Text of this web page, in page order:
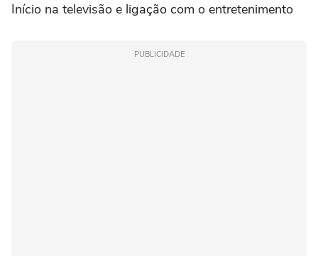
Início na televisão e ligação com o entretenimento
PUBLICIDADE